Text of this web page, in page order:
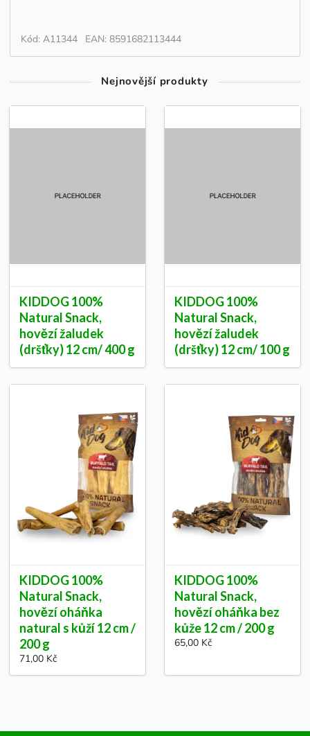
Kód: A11344 EAN: 8591682113444
Nejnovější produkty
KIDDOG 100%
Natural Snack,
hovězí žaludek
(dršťky) 12 cm/ 400 g
KIDDOG 100%
Natural Snack,
hovězí žaludek
(dršťky) 12 cm/ 100 g
KIDDOG 100%
Natural Snack,
hovězí oháňka
natural s kůží 12 cm /
200 g
71,00 Kč
KIDDOG 100%
Natural Snack,
hovězí oháňka bez
kůže 12 cm / 200 g
65,00 Kč